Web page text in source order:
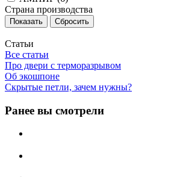
Страна производства
Сбросить
Статьи
Все статьи
Про двери с терморазрывом
Об экошпоне
Скрытые петли, зачем нужны?
Ранее вы смотрели